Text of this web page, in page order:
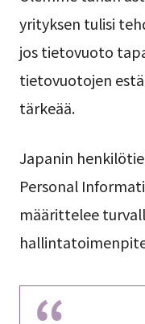
yrityksen tulisi
jos tietovuoto
tietovuotojen
tärkeää.
Japanin
Personal
määrittelee